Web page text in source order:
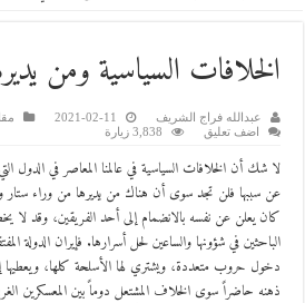
الخلافات السياسية ومن
عبدالله فراج الشريف 2021-02-11
اضف تعليق
3,838 زيارة
لا شك أن الخلافات السياسية في عالمنا المعاصر في الدول
عن سببها فلن تجد سوى أن هناك من يديرها من وراء ستار
كان يعلن عن نفسه بالانضمام إلى أحد الفريقين، وقد لا
الباحثين في شؤونها والساعين لحل أسرارها. فإيران الدولة
دخول حروب متعددة، ويشتري لها الأسلحة كلها، ويعطيها
ذهنه حاضراً سوى الخلاف المشتعل دوماً بين المعسكرين